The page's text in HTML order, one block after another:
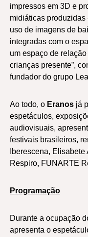
impressos em 3D e
midiáticas
uso de imagens de
integradas com o
um espaço de
crianças presente”,
fundador do grupo
Ao todo, o Eranos já
espetáculos,
audiovisuais,
festivais brasileiros,
Iberescena,
Respiro, FUNARTE
Programação
Durante a ocupação
apresenta o